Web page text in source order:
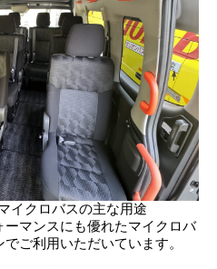
イクロバスの主な用途
マンスにも優れたマイクロバ
ご利用いただいています。